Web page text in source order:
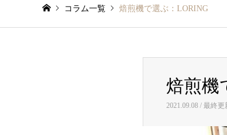
コラム一覧 焙煎機で選ぶ：LORING
焙煎機
2021.09.08 / 最終